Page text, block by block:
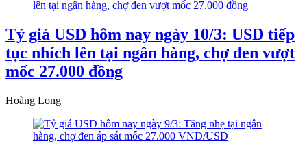
Tỷ giá USD hôm nay ngày 10/3: USD tiếp
tục nhích lên tại ngân hàng, chợ đen vượt
mốc 27.000 đồng
Hoàng Long